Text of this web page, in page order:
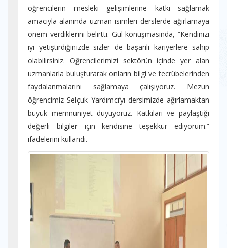
öğrencilerin mesleki gelişimlerine katkı sağlamak
amacıyla alanında uzman isimleri derslerde ağırlamaya
önem verdiklerini belirtti. Gül konuşmasında, “Kendinizi
iyi yetiştirdiğinizde sizler de başarılı kariyerlere sahip
olabilirsiniz. Öğrencilerimizi sektörün içinde yer alan
uzmanlarla buluşturarak onların bilgi ve tecrübelerinden
faydalanmalarını sağlamaya çalışıyoruz. Mezun
öğrencimiz Selçuk Yardımcı’yı dersimizde ağırlamaktan
büyük memnuniyet duyuyoruz. Katkıları ve paylaştığı
değerli bilgiler için kendisine teşekkür ediyorum.”
ifadelerini kullandı.